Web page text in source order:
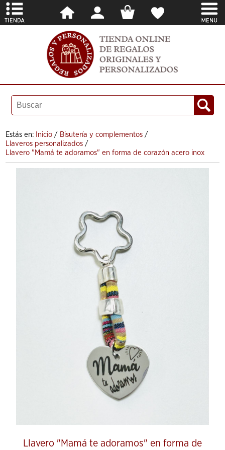
Estás en: Inicio / Bisutería y complementos /
Llaveros personalizados /
Llavero "Mamá te adoramos" en forma de corazón acero inox
Llavero "Mamá te adoramos" en forma de